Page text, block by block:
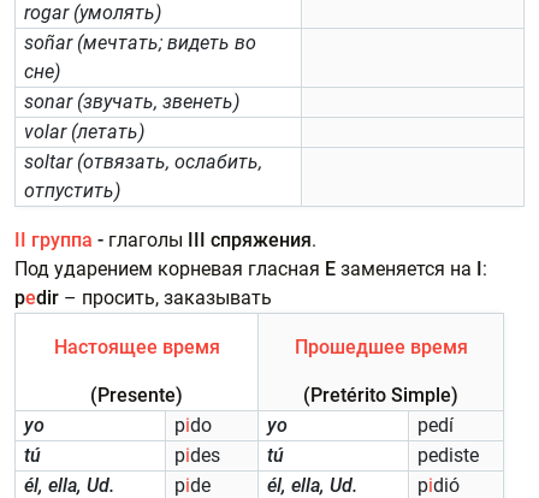
rogar (умолять)
soñar (мечтать; видеть во
сне)
sonar (звучать, звенеть)
volar (летать)
soltar (отвязать, ослабить,
отпустить)
II группа - глаголы III спряжения.
Под ударением корневая гласная E заменяется на I:
pedir – просить, заказывать
Настоящее время
(Presente)
Прошедшее время
(Pretérito Simple)
yo
pido yo
pedí
tú
pides tú
pediste
él, ella, Ud.
pide él, ella, Ud. pidió